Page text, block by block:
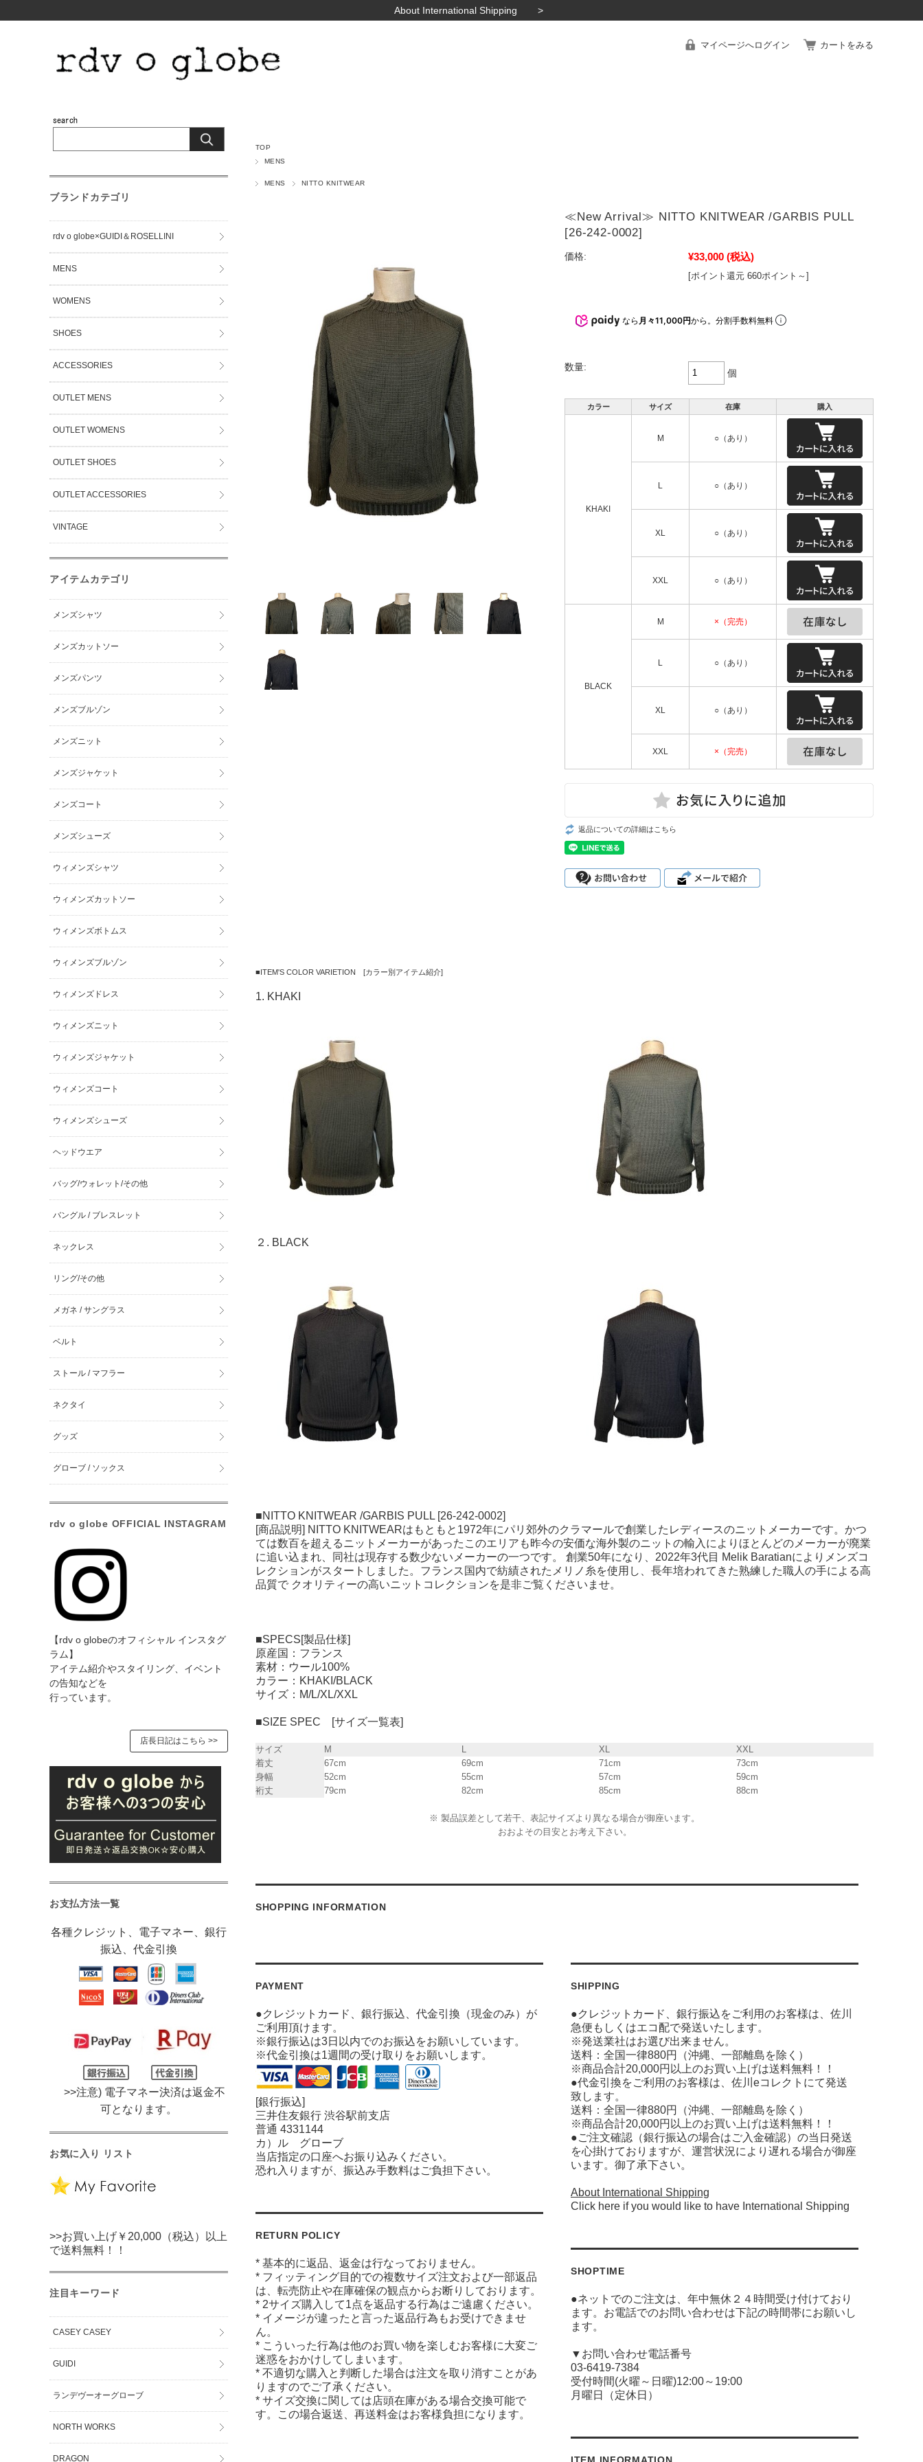
About International Shipping
マイページへログイン カートをみる
TOP
MENS
MENS NITTO KNITWEAR
≪New Arrival≫ NITTO KNITWEAR /GARBIS PULL
[26-242-0002]
価格: ¥33,000 (税込)
[ポイント還元 660ポイント～]
なら 月々11,000円から。分割手数料無料
数量:
個
カラー サイズ 在庫 購入
KHAKI
M ○（あり）
L ○（あり）
XL ○（あり）
XXL ○（あり）
BLACK
M ×（完売）
L ○（あり）
XL ○（あり）
XXL ×（完売）
返品についての詳細はこちら
■ITEM'S COLOR VARIETION [カラー別アイテム紹介]
1. KHAKI
２. BLACK
■NITTO KNITWEAR /GARBIS PULL [26-242-0002]
[商品説明] NITTO KNITWEARはもともと1972年にパリ郊外のクラマールで創業したレディースのニットメーカーです。かつ
ては数百を超えるニットメーカーがあったこのエリアも昨今の安価な海外製のニットの輸入によりほとんどのメーカーが廃業
に追い込まれ、同社は現存する数少ないメーカーの一つです。 創業50年になり、2022年3代目 Melik Baratianによりメンズコ
レクションがスタートしました。フランス国内で紡績されたメリノ糸を使用し、長年培われてきた熟練した職人の手による高
品質で クオリティーの高いニットコレクションを是非ご覧くださいませ。
■SPECS[製品仕様]
原産国：フランス
素材：ウール100%
カラー：KHAKI/BLACK
サイズ：M/L/XL/XXL
■SIZE SPEC [サイズ一覧表]
サイズ M L XL
XXL
着丈
67cm 69cm 71cm
73cm
身幅
52cm 55cm 57cm
59cm
裄丈
79cm 82cm 85cm 88cm
※ 製品誤差として若干、表記サイズより異なる場合が御座います。
おおよその目安とお考え下さい。
SHOPPING INFORMATION
PAYMENT
●クレジットカード、銀行振込、代金引換（現金のみ）が
ご利用頂けます。
※銀行振込は3日以内でのお振込をお願いしています。
※代金引換は1週間の受け取りをお願いします。
[銀行振込]
三井住友銀行 渋谷駅前支店
普通 4331144
カ）ル グローブ
当店指定の口座へお振り込みください。
恐れ入りますが、振込み手数料はご負担下さい。
RETURN POLICY
* 基本的に返品、返金は行なっておりません。
* フィッティング目的での複数サイズ注文および一部返品
は、転売防止や在庫確保の観点からお断りしております。
* 2サイズ購入して1点を返品する行為はご遠慮ください。
* イメージが違ったと言った返品行為もお受けできませ
ん。
* こういった行為は他のお買い物を楽しむお客様に大変ご
迷惑をおかけしてしまいます。
* 不適切な購入と判断した場合は注文を取り消すことがあ
りますのでご了承ください。
* サイズ交換に関しては店頭在庫がある場合交換可能で
す。この場合返送、再送料金はお客様負担になります。
SHIPPING
●クレジットカード、銀行振込をご利用のお客様は、佐川
急便もしくはエコ配で発送いたします。
※発送業社はお選び出来ません。
送料：全国一律880円（沖縄、一部離島を除く）
※商品合計20,000円以上のお買い上げは送料無料！！
●代金引換をご利用のお客様は、佐川eコレクトにて発送
致します。
送料：全国一律880円（沖縄、一部離島を除く）
※商品合計20,000円以上のお買い上げは送料無料！！
●ご注文確認（銀行振込の場合はご入金確認）の当日発送
を心掛けておりますが、運営状況により遅れる場合が御座
います。御了承下さい。
About International Shipping
Click here if you would like to have International Shipping
SHOPTIME
●ネットでのご注文は、年中無休２４時間受け付けており
ます。お電話でのお問い合わせは下記の時間帯にお願いし
ます。
▼お問い合わせ電話番号
03-6419-7384
受付時間(火曜～日曜)12:00～19:00
月曜日（定休日）
ITEM INFORMATION
ブランドカテゴリ
rdv o globe×GUIDI＆ROSELLINI
MENS
WOMENS
SHOES
ACCESSORIES
OUTLET MENS
OUTLET WOMENS
OUTLET SHOES
OUTLET ACCESSORIES
VINTAGE
アイテムカテゴリ
メンズシャツ
メンズカットソー
メンズパンツ
メンズブルゾン
メンズニット
メンズジャケット
メンズコート
メンズシューズ
ウィメンズシャツ
ウィメンズカットソー
ウィメンズボトムス
ウィメンズブルゾン
ウィメンズドレス
ウィメンズニット
ウィメンズジャケット
ウィメンズコート
ウィメンズシューズ
ヘッドウエア
バッグ/ウォレット/その他
バングル / ブレスレット
ネックレス
リング/その他
メガネ / サングラス
ベルト
ストール / マフラー
ネクタイ
グッズ
グローブ / ソックス
rdv o globe OFFICIAL INSTAGRAM
【rdv o globeのオフィシャル インスタグ
ラム】
アイテム紹介やスタイリング、イベント
の告知などを
行っています。
店長日記はこちら >>
お支払方法一覧
各種クレジット、電子マネー、銀行
振込、代金引換
>>注意) 電子マネー決済は返金不
可となります。
お気に入り リスト
>>お買い上げ￥20,000（税込）以上
で送料無料！！
注目キーワード
CASEY CASEY
GUIDI
ランデヴーオーグローブ
NORTH WORKS
DRAGON